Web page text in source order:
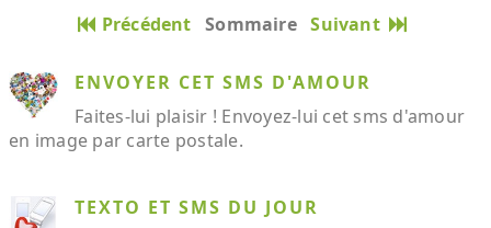
Précédent Sommaire Suivant
ENVOYER CET SMS D'AMOUR
Faites-lui plaisir ! Envoyez-lui cet sms d'amour
en image par carte postale.
TEXTO ET SMS DU JOUR